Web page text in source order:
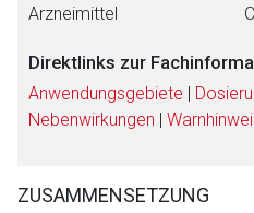
Arzneimittel
Direktlinks zur
Anwendungsgebiete |
Nebenwirkungen |
ZUSAMMENSETZUNG